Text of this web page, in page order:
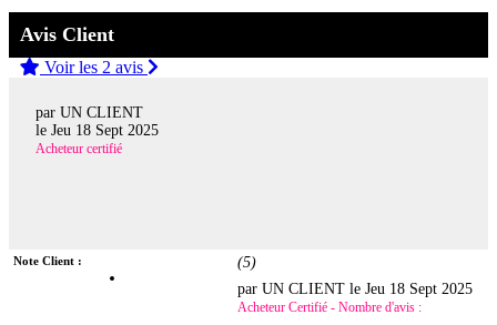
Avis Client
Voir les 2 avis
par UN CLIENT
le Jeu 18 Sept 2025
Acheteur certifié
Note Client : (5)
par UN CLIENT leJeu 18 Sept 2025
Acheteur Certifié - Nombre d'avis :